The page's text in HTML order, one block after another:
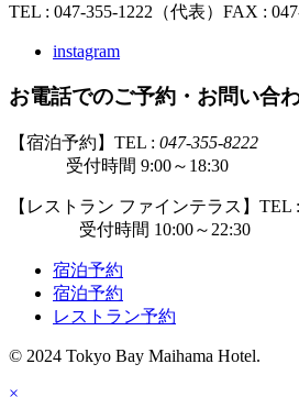
TEL : 047-355-1222（代表） FAX :
instagram
お電話でのご予約・お問い合
【宿泊予約】TEL : 047-355-8222
受付時間 9:00～18:30
【レストラン ファインテラス】TEL :
受付時間 10:00～22:30
宿泊予約
宿泊予約
レストラン予約
© 2024 Tokyo Bay Maihama Hotel.
×